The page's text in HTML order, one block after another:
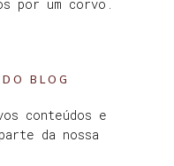
por um corvo.
BLOG
conteúdos e
da nossa